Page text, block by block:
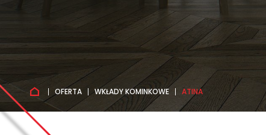
OFERTA WKŁADY KOMINKOWE ATINA